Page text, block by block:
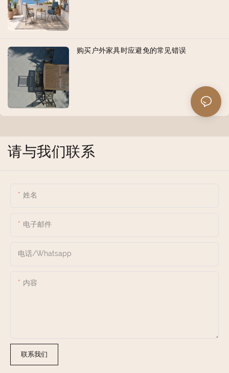
购买户外家具时应避免的常见错误
请与我们联系
姓名
电子邮件
电话/whatsapp
内容
联系我们